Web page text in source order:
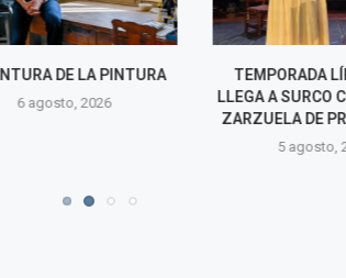
TEMPORADA LÍRICA 2026
LLEGA A SURCO CON ÓPERA Y
LOS
NADER
UNA NUEVA
LA